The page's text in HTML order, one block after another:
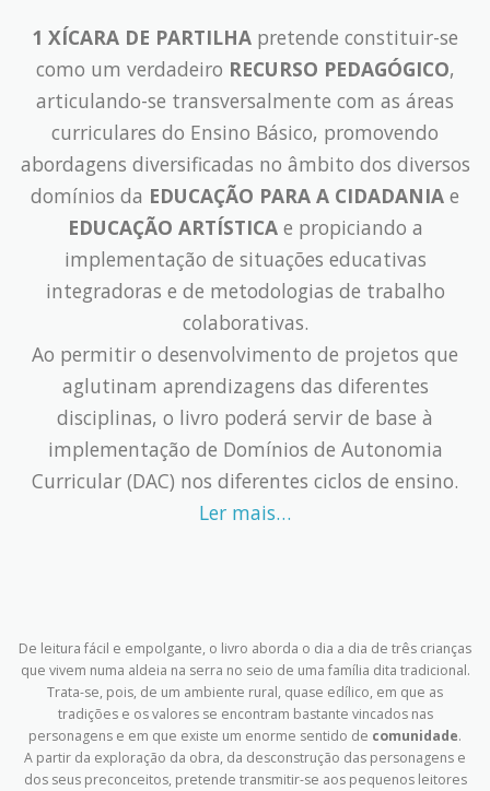
1 XÍCARA DE PARTILHA pretende constituir-se
como um verdadeiro RECURSO PEDAGÓGICO,
articulando-se transversalmente com as áreas
curriculares do Ensino Básico, promovendo
abordagens diversificadas no âmbito dos diversos
domínios da EDUCAÇÃO PARA A CIDADANIA e
EDUCAÇÃO ARTÍSTICAe propiciando a
implementação de situações educativas
integradoras e de metodologias de trabalho
colaborativas.
Ao permitir o desenvolvimento de projetos que
aglutinam aprendizagens das diferentes
disciplinas, o livro poderá servir de base à
implementação de Domínios de Autonomia
Curricular (DAC) nos diferentes ciclos de ensino.
Ler mais…
De leitura fácil e empolgante, o livro aborda o dia a dia de três crianças
que vivem numa aldeia na serra no seio de uma família dita tradicional.
Trata-se, pois, de um ambiente rural, quase edílico, em que as
tradições e os valores se encontram bastante vincados nas
personagens e em que existe um enorme sentido de comunidade.
A partir da exploração da obra, da desconstrução das personagens e
dos seus preconceitos, pretende transmitir-se aos pequenos leitores